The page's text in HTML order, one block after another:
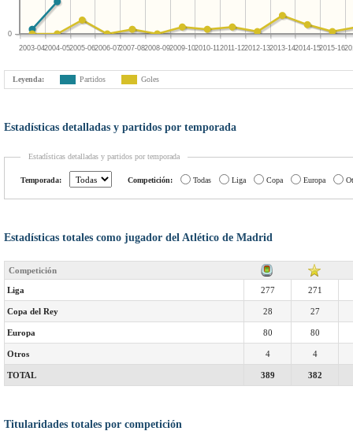
2003-042004-052005-062006-072007-082008-092009-102010-112011-122012-132013-142014-152015-16
0
Leyenda: Partidos Goles
Estadísticas detalladas y partidos por temporada
Estadísticas detalladas y partidos por temporada
Temporada: Competición: Todas Liga Copa Europa
Estadísticas totales como jugador del Atlético de Madrid
Competición
Liga 277 271
Copa del Rey 28 27
Europa 80 80
Otros 4 4
TOTAL 389 382
Titularidades totales por competición